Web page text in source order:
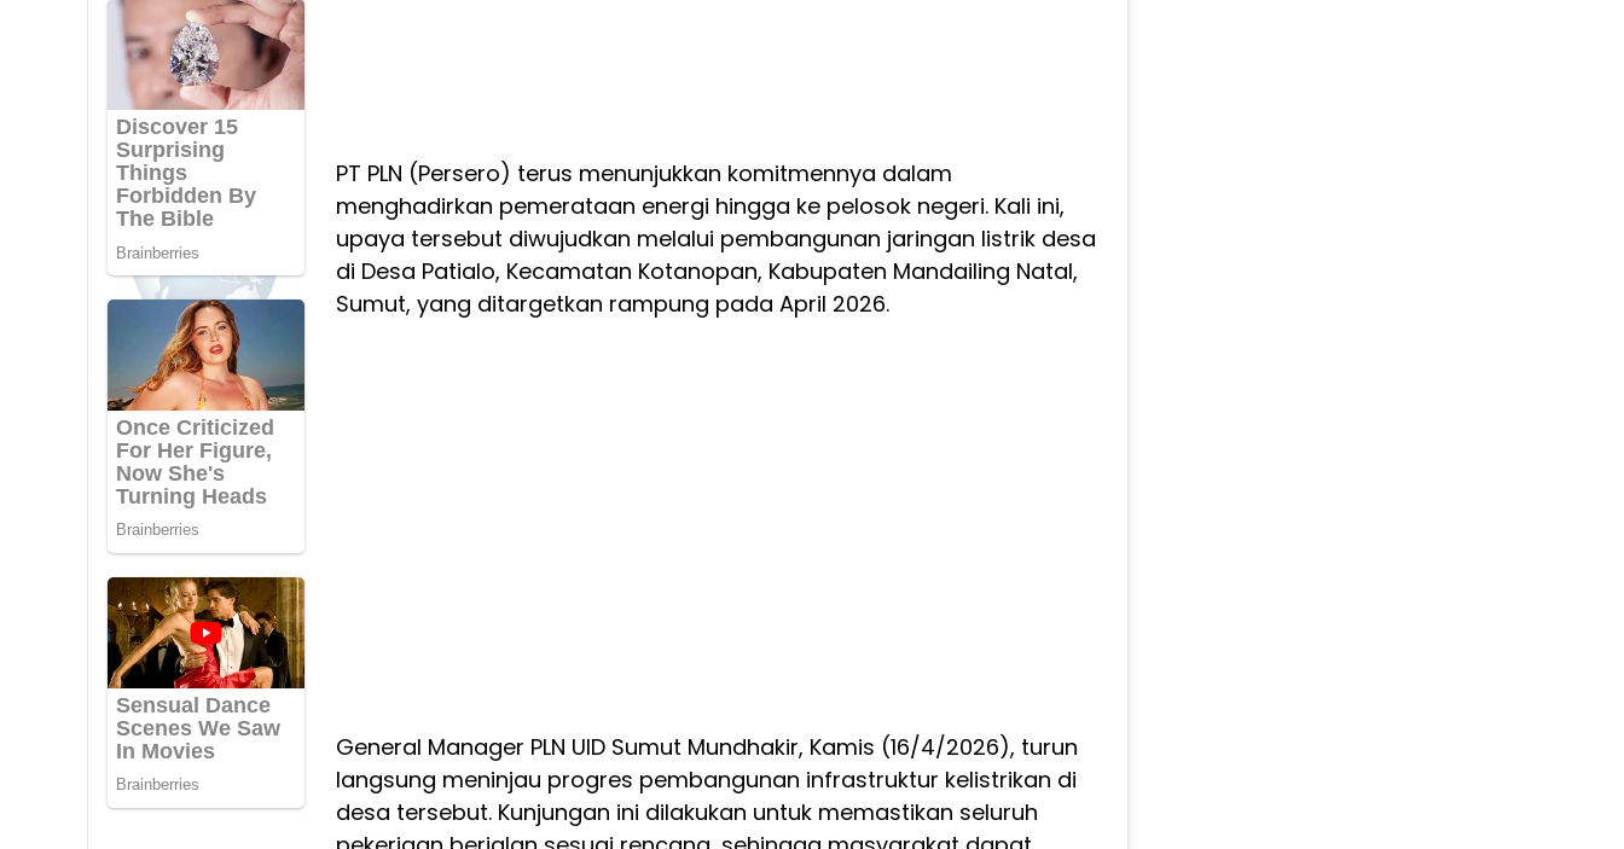
PT PLN (Persero) terus menunjukkan komitmennya dalam
menghadirkan pemerataan energi hingga ke pelosok negeri. Kali ini,
upaya tersebut diwujudkan melalui pembangunan jaringan listrik desa
di Desa Patialo, Kecamatan Kotanopan, Kabupaten Mandailing Natal,
Sumut, yang ditargetkan rampung pada April 2026.
General Manager PLN UID Sumut Mundhakir, Kamis (16/4/2026), turun
langsung meninjau progres pembangunan infrastruktur kelistrikan di
desa tersebut. Kunjungan ini dilakukan untuk memastikan seluruh